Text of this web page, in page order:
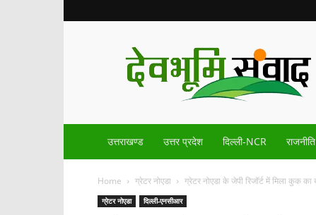
Devbhoomisamvad.com
उत्तराखण्ड उत्तर प्रदेश दिल्ली-NCR राजनीति
Home ग्रेटर नोएडा ग्रेटर नोएडा के जेपी रिजॉर्ट में मिला कुक
ग्रेटर नोएडा दिल्ली-एनसीआर